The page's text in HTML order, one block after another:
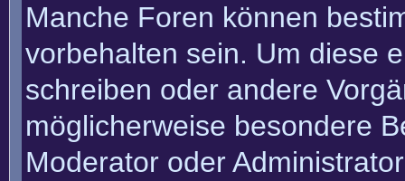
Manche Foren können
vorbehalten sein. Um diese
schreiben oder andere
möglicherweise besondere
Moderator oder